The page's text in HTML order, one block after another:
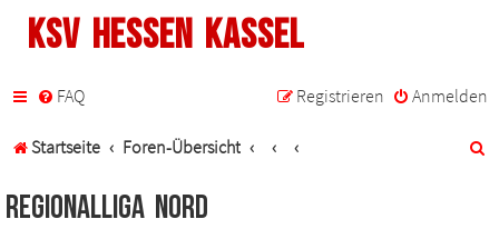
KSV Hessen Kassel
FAQ Anmelden
Registrieren
Startseite Foren-Übersicht
Regionalliga Nord